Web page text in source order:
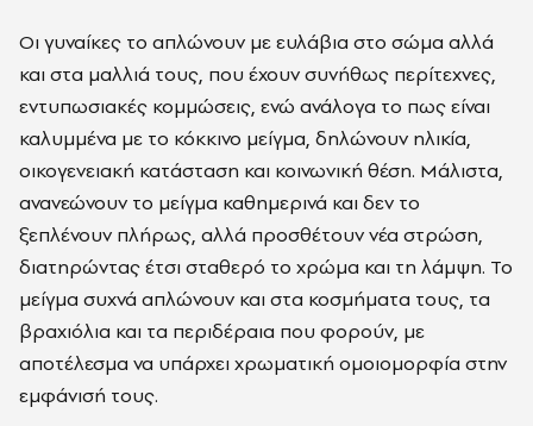
Οι γυναίκες το απλώνουν με ευλάβια στο σώμα αλλά
και στα μαλλιά τους, που έχουν συνήθως περίτεχνες,
εντυπωσιακές κομμώσεις, ενώ ανάλογα το πως είναι
καλυμμένα με το κόκκινο μείγμα, δηλώνουν ηλικία,
οικογενειακή κατάσταση και κοινωνική θέση. Μάλιστα,
ανανεώνουν το μείγμα καθημερινά και δεν το
ξεπλένουν πλήρως, αλλά προσθέτουν νέα στρώση,
διατηρώντας έτσι σταθερό το χρώμα και τη λάμψη. Το
μείγμα συχνά απλώνουν και στα κοσμήματα τους, τα
βραχιόλια και τα περιδέραια που φορούν, με
αποτέλεσμα να υπάρχει χρωματική ομοιομορφία στην
εμφάνισή τους.